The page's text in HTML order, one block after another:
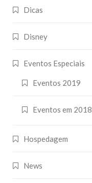
Dicas
Disney
Eventos Especiais
Eventos 2019
Eventos em 2018
Hospedagem
News